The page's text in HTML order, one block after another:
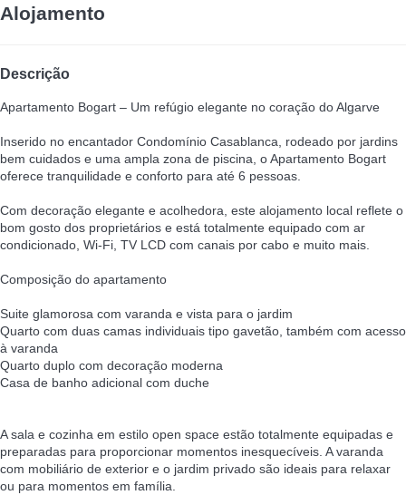
Alojamento
Descrição
Apartamento Bogart – Um refúgio elegante no coração do Algarve
Inserido no encantador Condomínio Casablanca, rodeado por jardins
bem cuidados e uma ampla zona de piscina, o Apartamento Bogart
oferece tranquilidade e conforto para até 6 pessoas.
Com decoração elegante e acolhedora, este alojamento local reflete o
bom gosto dos proprietários e está totalmente equipado com ar
condicionado, Wi-Fi, TV LCD com canais por cabo e muito mais.
Composição do apartamento
Suite glamorosa com varanda e vista para o jardim
Quarto com duas camas individuais tipo gavetão, também com acesso
à varanda
Quarto duplo com decoração moderna
Casa de banho adicional com duche
A sala e cozinha em estilo open space estão totalmente equipadas e
preparadas para proporcionar momentos inesquecíveis. A varanda
com mobiliário de exterior e o jardim privado são ideais para relaxar
ou para momentos em família.